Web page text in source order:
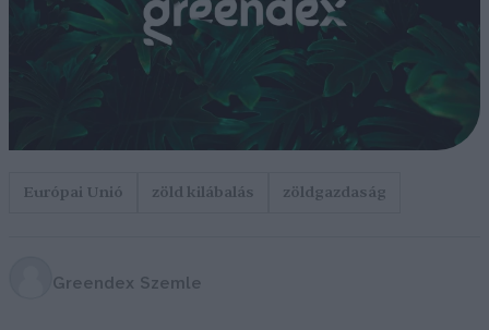
Európai Unió zöld kilábalás zöldgazdaság
Greendex Szemle